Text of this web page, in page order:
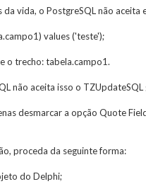
da vida, o PostgreSQL não aceita
values ('teste');
o trecho: tabela.campo1.
não aceita isso o
desmarcar a opção Quote
proceda da seguinte forma:
do Delphi;